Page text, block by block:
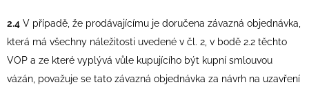
2.4 V případě, že prodávajícímu je doručena závazná objednávka,
která má všechny náležitosti uvedené v čl. 2, v bodě 2.2 těchto
VOP a ze které vyplývá vůle kupujícího být kupní smlouvou
vázán, považuje se tato závazná objednávka za návrh na uzavření